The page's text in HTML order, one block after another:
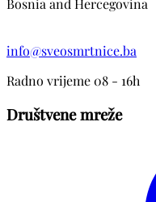
Bosnia and Hercegovina
info@sveosmrtnice.ba
Radno vrijeme 08 - 16h
Društvene mreže